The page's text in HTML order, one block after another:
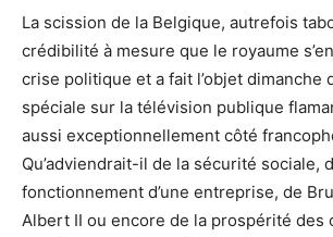
La scission de la Belgique, autrefois
crédibilité à mesure que le royaume
crise politique et a fait l’objet dimanche
spéciale sur la télévision publique
aussi exceptionnellement côté
Qu’adviendrait-il de la sécurité sociale,
fonctionnement d’une entreprise, de
Albert II ou encore de la prospérité des